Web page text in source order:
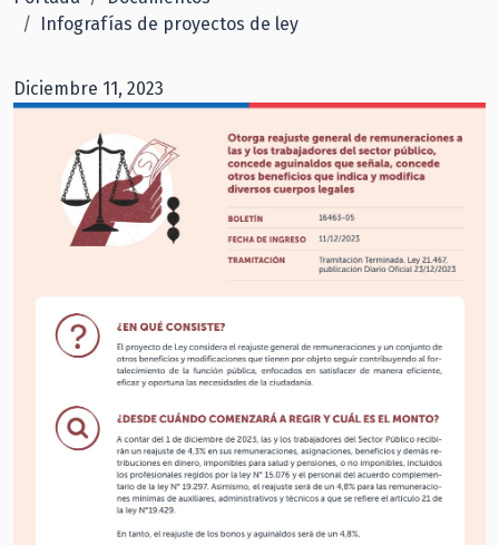
Infografías de proyectos de ley
Diciembre 11, 2023